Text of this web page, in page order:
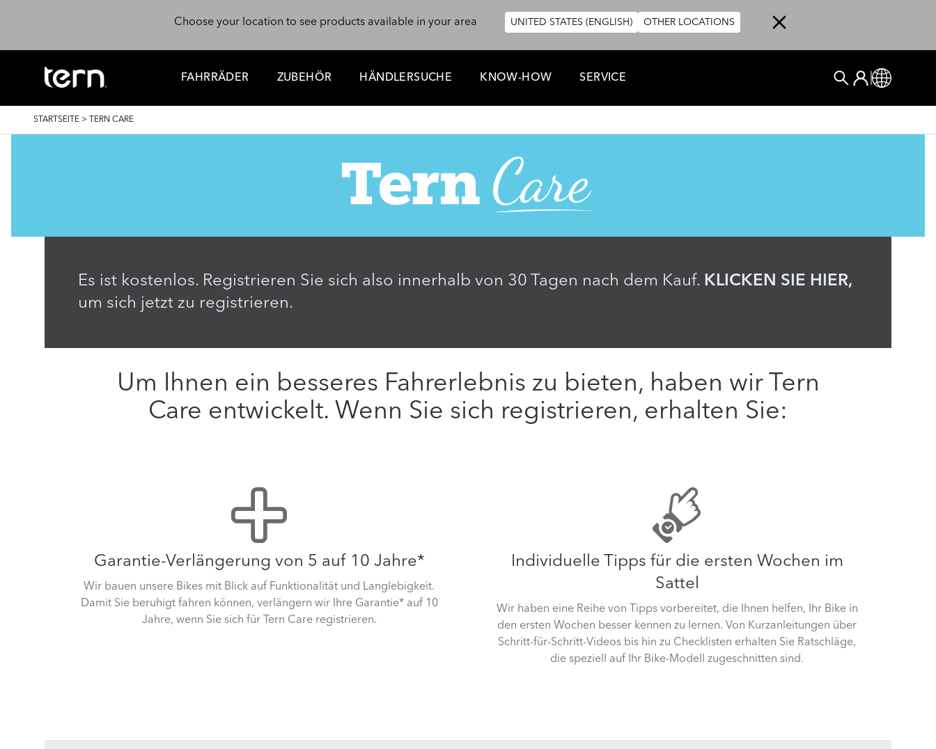
Choose your location to see products available in your area
UNITED STATES (ENGLISH) OTHER LOCATIONS
FAHRRÄDER ZUBEHÖR HÄNDLERSUCHE KNOW-HOW SERVICE
SUCHEN
User account
Anmelden
Global
PFADNAVIGATION
STARTSEITE > TERN CARE
Es ist kostenlos. Registrieren Sie sich also innerhalb von 30 Tagen nach dem Kauf. KLICKEN SIE HIER,
um sich jetzt zu registrieren.
Um Ihnen ein besseres Fahrerlebnis zu bieten, haben wir Tern
Care entwickelt. Wenn Sie sich registrieren, erhalten Sie:
Garantie-Verlängerung von 5 auf 10 Jahre*
Wir bauen unsere Bikes mit Blick auf Funktionalität und Langlebigkeit.
Damit Sie beruhigt fahren können, verlängern wir Ihre Garantie* auf 10
Jahre, wenn Sie sich für Tern Care registrieren.
Individuelle Tipps für die ersten Wochen im
Sattel
Wir haben eine Reihe von Tipps vorbereitet, die Ihnen helfen, Ihr Bike in
den ersten Wochen besser kennen zu lernen. Von Kurzanleitungen über
Schritt-für-Schritt-Videos bis hin zu Checklisten erhalten Sie Ratschläge,
die speziell auf Ihr Bike-Modell zugeschnitten sind.